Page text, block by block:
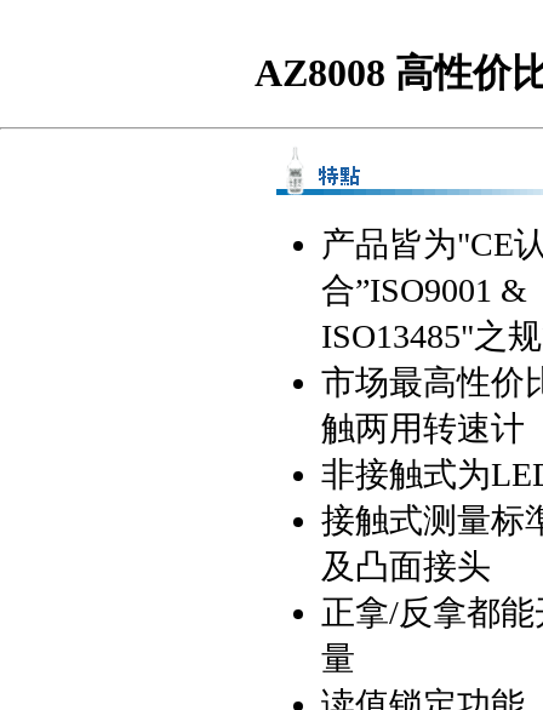
AZ8008 高性价
产品皆为"CE
合”ISO9001 &
ISO13485"之
市场最高性价
触两用转速计
非接触式为
接触式测量标
及凸面接头
正拿/反拿都
量